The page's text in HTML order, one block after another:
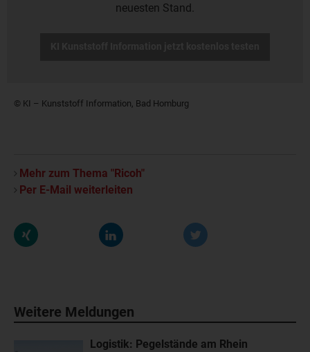
neuesten Stand.
© KI – Kunststoff Information, Bad Homburg
Mehr zum Thema "Ricoh"
Per E-Mail weiterleiten
Weitere Meldungen
Logistik: Pegelstände am Rhein